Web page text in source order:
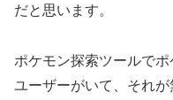
だと思います。
ポケモン探索ツールで
ユーザーがいて、それ